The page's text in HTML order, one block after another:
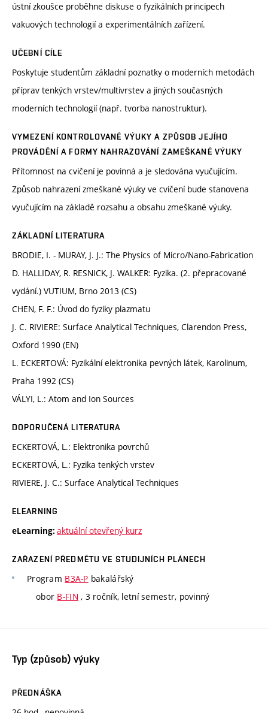
ústní zkoušce proběhne diskuse o fyzikálních principech
vakuových technologií a experimentálních zařízení.
UČEBNÍ CÍLE
Poskytuje studentům základní poznatky o moderních metodách
příprav tenkých vrstev/multivrstev a jiných současných
moderních technologií (např. tvorba nanostruktur).
VYMEZENÍ KONTROLOVANÉ VÝUKY A ZPŮSOB JEJÍHO
PROVÁDĚNÍ A FORMY NAHRAZOVÁNÍ ZAMEŠKANÉ VÝUKY
Přítomnost na cvičení je povinná a je sledována vyučujícím.
Způsob nahrazení zmeškané výuky ve cvičení bude stanovena
vyučujícím na základě rozsahu a obsahu zmeškané výuky.
ZÁKLADNÍ LITERATURA
BRODIE, I. - MURAY, J. J.: The Physics of Micro/Nano-Fabrication
D. HALLIDAY, R. RESNICK, J. WALKER: Fyzika. (2. přepracované
vydání.) VUTIUM, Brno 2013 (CS)
CHEN, F. F.: Úvod do fyziky plazmatu
J. C. RIVIERE: Surface Analytical Techniques, Clarendon Press,
Oxford 1990 (EN)
L. ECKERTOVÁ: Fyzikální elektronika pevných látek, Karolinum,
Praha 1992 (CS)
VÁLYI, L.: Atom and Ion Sources
DOPORUČENÁ LITERATURA
ECKERTOVÁ, L.: Elektronika povrchů
ECKERTOVÁ, L.: Fyzika tenkých vrstev
RIVIERE, J. C.: Surface Analytical Techniques
ELEARNING
eLearning: aktuální otevřený kurz
ZAŘAZENÍ PŘEDMĚTU VE STUDIJNÍCH PLÁNECH
Program B3A-P bakalářský
obor B-FIN , 3 ročník, letní semestr, povinný
Typ (způsob) výuky
PŘEDNÁŠKA